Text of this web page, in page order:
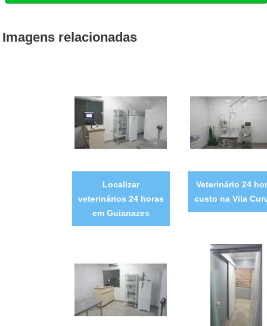
Imagens relacionadas
Localizar
veterinários 24 horas
em Guianazes
Veterinário 24
custo na Vila